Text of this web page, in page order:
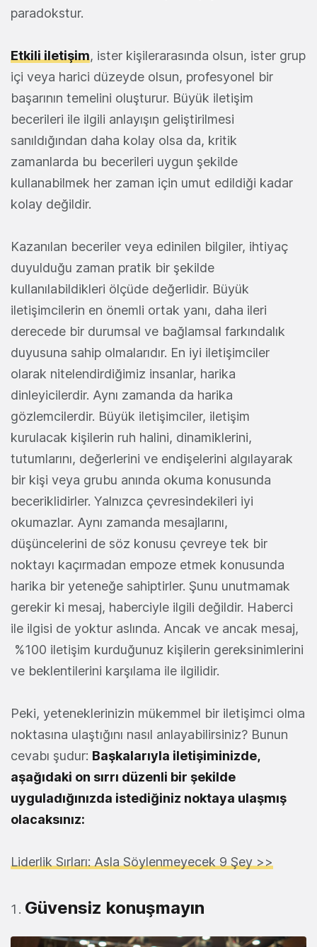
paradokstur.
Etkili iletişim, ister kişilerarasında olsun, ister grup
içi veya harici düzeyde olsun, profesyonel bir
başarının temelini oluşturur. Büyük iletişim
becerileri ile ilgili anlayışın geliştirilmesi
sanıldığından daha kolay olsa da, kritik
zamanlarda bu becerileri uygun şekilde
kullanabilmek her zaman için umut edildiği kadar
kolay değildir.
Kazanılan beceriler veya edinilen bilgiler, ihtiyaç
duyulduğu zaman pratik bir şekilde
kullanılabildikleri ölçüde değerlidir. Büyük
iletişimcilerin en önemli ortak yanı, daha ileri
derecede bir durumsal ve bağlamsal farkındalık
duyusuna sahip olmalarıdır. En iyi iletişimciler
olarak nitelendirdiğimiz insanlar, harika
dinleyicilerdir. Aynı zamanda da harika
gözlemcilerdir. Büyük iletişimciler, iletişim
kurulacak kişilerin ruh halini, dinamiklerini,
tutumlarını, değerlerini ve endişelerini algılayarak
bir kişi veya grubu anında okuma konusunda
beceriklidirler. Yalnızca çevresindekileri iyi
okumazlar. Aynı zamanda mesajlarını,
düşüncelerini de söz konusu çevreye tek bir
noktayı kaçırmadan empoze etmek konusunda
harika bir yeteneğe sahiptirler. Şunu unutmamak
gerekir ki mesaj, haberciyle ilgili değildir. Haberci
ile ilgisi de yoktur aslında. Ancak ve ancak mesaj,
%100 iletişim kurduğunuz kişilerin gereksinimlerini
ve beklentilerini karşılama ile ilgilidir.
Peki, yeteneklerinizin mükemmel bir iletişimci olma
noktasına ulaştığını nasıl anlayabilirsiniz? Bunun
cevabı şudur: Başkalarıyla iletişiminizde,
aşağıdaki on sırrı düzenli bir şekilde
uyguladığınızda istediğiniz noktaya ulaşmış
olacaksınız:
Liderlik Sırları: Asla Söylenmeyecek 9 Şey >>
Güvensiz konuşmayın